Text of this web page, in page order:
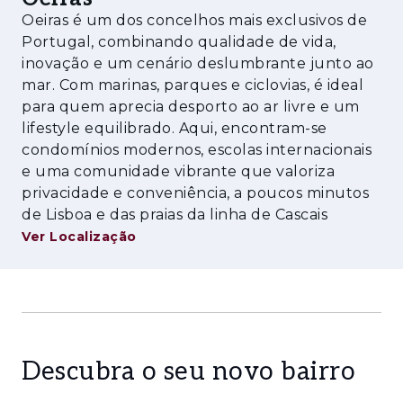
Wc social
Elevador
Suite Master : 30.35m2 +9.97m2 de wc
Suite 1: 25.26m2+ 6.14m2
Suite 2: 21.52m2+ 4.28m2
Piso 1
elevador
Oeiras é um dos concelhos mais exclusivos de
Portugal, combinando qualidade de vida,
inovação e um cenário deslumbrante junto ao
mar. Com marinas, parques e ciclovias, é ideal
para quem aprecia desporto ao ar livre e um
lifestyle equilibrado. Aqui, encontram-se
condomínios modernos, escolas internacionais
e uma comunidade vibrante que valoriza
privacidade e conveniência, a poucos minutos
de Lisboa e das praias da linha de Cascais
Ver Localização
Descubra o seu novo bairro